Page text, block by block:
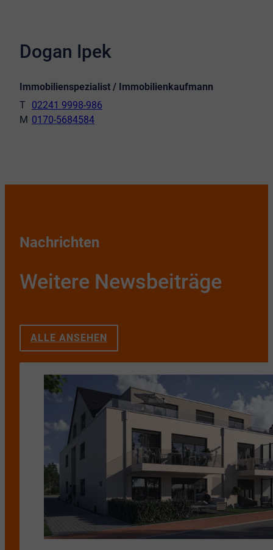
Dogan Ipek
Immobilienspezialist / Immobilienkaufmann
02241 9998-986
0170-5684584
Nachrichten
Weitere Newsbeiträge
ALLE ANSEHEN